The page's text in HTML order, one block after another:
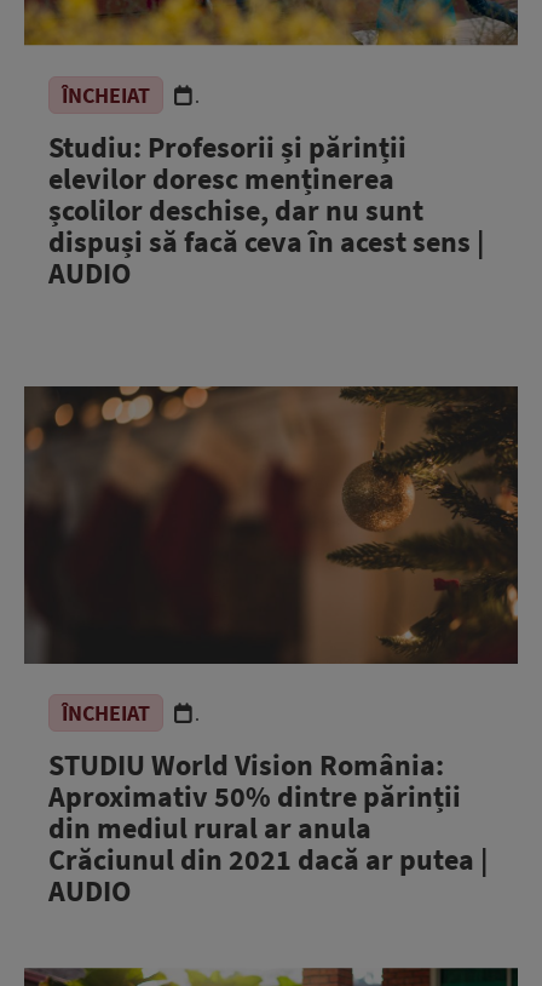
ÎNCHEIAT .
Studiu: Profesorii și părinții
elevilor doresc menținerea
școlilor deschise, dar nu sunt
dispuși să facă ceva în acest sens |
AUDIO
ÎNCHEIAT .
STUDIU World Vision România:
Aproximativ 50% dintre părinții
din mediul rural ar anula
Crăciunul din 2021 dacă ar putea |
AUDIO